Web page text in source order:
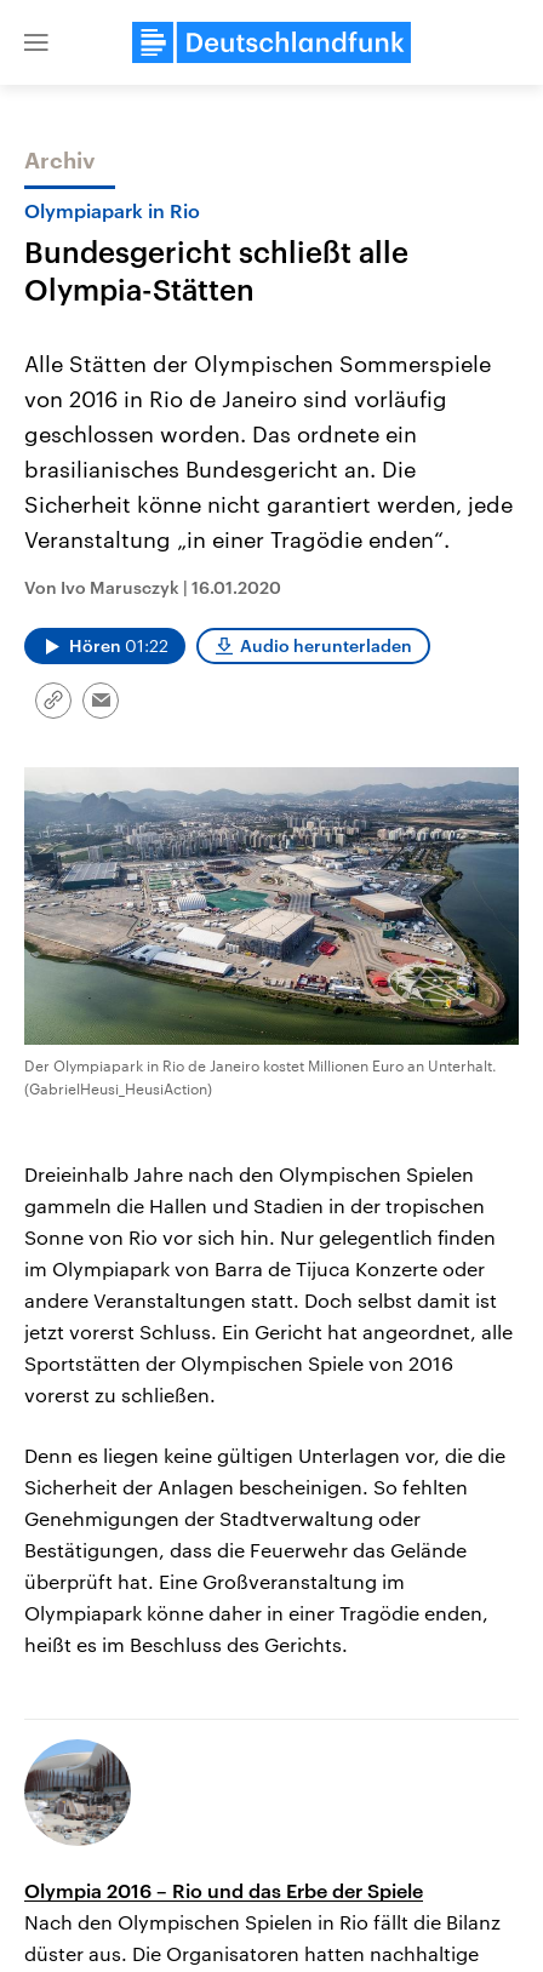
Close
Themen
Landtagswahl Sachsen-Anhalt
2026
Alle Informationen
Sachsen-Anhalt wählt am 6.
September 2026 einen neuen
Landtag. Seit 2021 wird das
Bundesland von einer Koalition aus
CDU, SPD und FDP regiert.-
Umfragen, Prognosen,
Wahlprogramme, aktuelle Berichte
und Kandidaten der anstehenden
Wahl.
USA
Aktuelle Beiträge,
Hintergründe
Wirtschaftlich und
gehören die Vereinigten
den mächtigsten Ländern
mit großem Einfluss auf
Archiv
Olympiapark in Rio
Bundesgericht schließt alle
Olympia-Stätten
Alle Stätten der Olympischen Sommerspiele
von 2016 in Rio de Janeiro sind vorläufig
geschlossen worden. Das ordnete ein
brasilianisches Bundesgericht an. Die
Sicherheit könne nicht garantiert werden, jede
Veranstaltung „in einer Tragödie enden“.
Von Ivo Marusczyk | 16.01.2020
Hören 01:22 Audio herunterladen
Link
Email
Der Olympiapark in Rio de Janeiro kostet Millionen Euro an Unterhalt.
(GabrielHeusi_HeusiAction)
Dreieinhalb Jahre nach den Olympischen Spielen
gammeln die Hallen und Stadien in der tropischen
Sonne von Rio vor sich hin. Nur gelegentlich finden
im Olympiapark von Barra de Tijuca Konzerte oder
andere Veranstaltungen statt. Doch selbst damit ist
jetzt vorerst Schluss. Ein Gericht hat angeordnet, alle
Sportstätten der Olympischen Spiele von 2016
vorerst zu schließen.
Denn es liegen keine gültigen Unterlagen vor, die die
Sicherheit der Anlagen bescheinigen. So fehlten
Genehmigungen der Stadtverwaltung oder
Bestätigungen, dass die Feuerwehr das Gelände
überprüft hat. Eine Großveranstaltung im
Olympiapark könne daher in einer Tragödie enden,
heißt es im Beschluss des Gerichts.
Olympia 2016 – Rio und das Erbe der Spiele
Nach den Olympischen Spielen in Rio fällt die Bilanz
düster aus. Die Organisatoren hatten nachhaltige